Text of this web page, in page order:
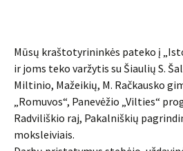
Mūsų kraštotyrininkės pateko į
ir joms teko varžytis su Šiaulių S.
Miltinio, Mažeikių, M. Račkausko
„Romuvos“, Panevėžio „Vilties“
Radviliškio raj, Pakalniškių
moksleiviais.